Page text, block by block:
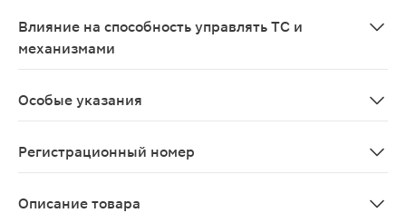
Влияние на способность управлять ТС и
механизмами
Особые указания
Регистрационный номер
Описание товара